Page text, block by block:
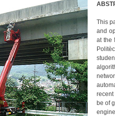
This
and
at the
be of